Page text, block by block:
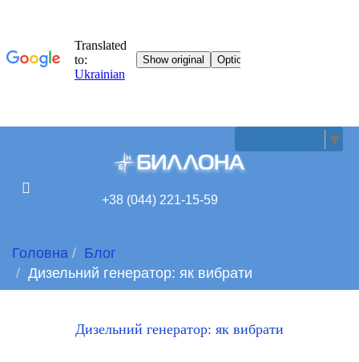
▼
+38 (044) 221-15-59
Головна
Блог
Дизельний генератор: як вибрати
Дизельний генератор: як вибрати